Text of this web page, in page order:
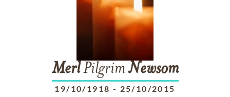
MerlPilgrimNewsom
19/10/1918 - 25/10/2015